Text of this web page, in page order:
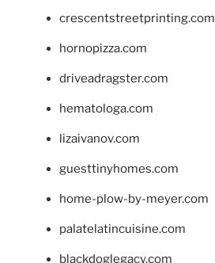
crescentstreetprinting.com
hornopizza.com
driveadragster.com
hematologa.com
lizaivanov.com
guesttinyhomes.com
home-plow-by-meyer.com
palatelatincuisine.com
blackdoglegacy.com